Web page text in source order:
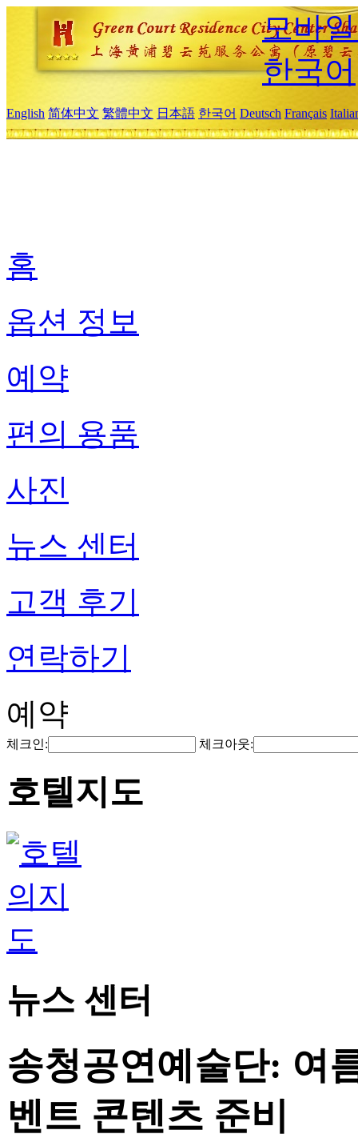
모바
한국어
English 简体中文 繁體中文 日本語 한국어 Deutsch Français
홈
옵션 정보
예약
편의 용품
사진
뉴스 센터
고객 후기
연락하기
예약
체크인: 체크아웃:
호텔지도
뉴스 센터
송청공연예술단: 여
벤트 콘텐츠 준비